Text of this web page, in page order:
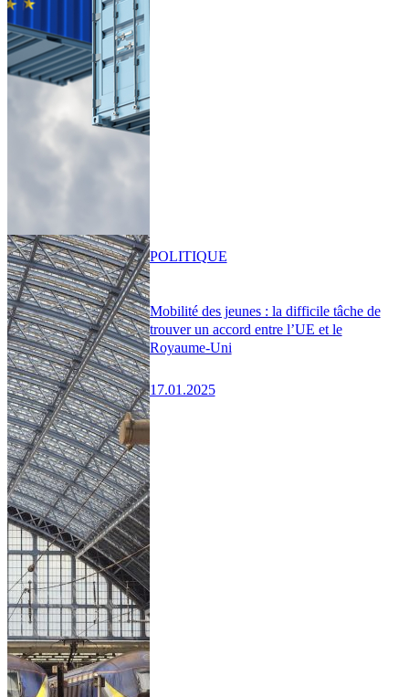
Mobilité des jeunes : la difficile tâche de
trouver un accord entre l’UE et le
Royaume-Uni
17.01.2025
POLITIQUE